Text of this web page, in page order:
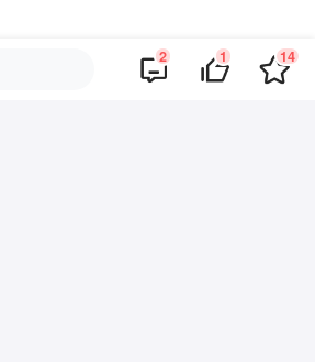
兴蓝风电最新发声控告专利侵
2 1 14